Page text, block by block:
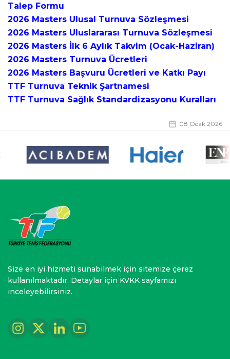
Talep Formu
2026 Masters Ulusal Turnuva Sözleşmesi
2026 Masters Uluslararası Turnuva Sözleşmesi
2026 Masters İlk 6 Aylık Takvim (Ocak-Haziran)
2026 Masters Turnuva Ücretleri
2026 Masters Başvuru Ücretleri ve Katkı Payı
TTF Turnuva Teknik Şartnamesi
TTF Turnuva Sağlık Standardizasyonu Kuralları
08 Ocak 2026
Size en iyi hizmeti sunabilmek için sitemize çerez
kullanılmaktadır. Detaylar için KVKK sayfamızı
inceleyebilirsiniz.